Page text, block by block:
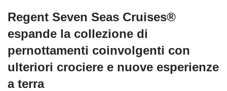
Regent Seven Seas Cruises®
espande la collezione di
pernottamenti coinvolgenti con
ulteriori crociere e nuove esperienze
a terra